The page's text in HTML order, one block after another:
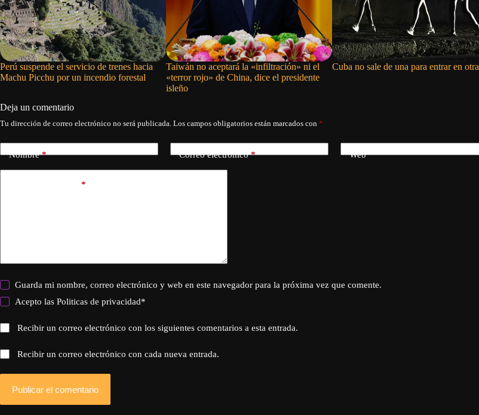
Perú suspende el servicio de trenes hacia
Machu Picchu por un incendio forestal
Taiwán no aceptará la «infiltración» ni el
«terror rojo» de China, dice el presidente
isleño
Cuba no sale de una para entrar en otra
Deja un comentario
Tu dirección de correo electrónico no será publicada. Los campos obligatorios están marcados con *
Nombre* Correo electrónico* Web
*
Guarda mi nombre, correo electrónico y web en este navegador para la próxima vez que comente.
Acepto lasPoliticas de privacidad*
Recibir un correo electrónico con los siguientes comentarios a esta entrada.
Recibir un correo electrónico con cada nueva entrada.
Publicar el comentario